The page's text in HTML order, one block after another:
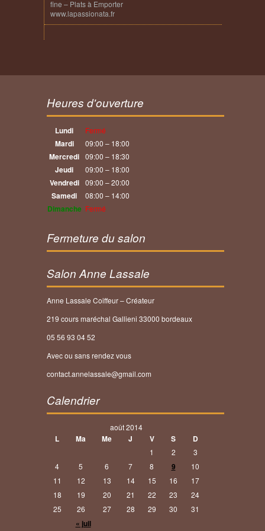
fine – Plats à Emporter
www.lapassionata.fr
Heures d'ouverture
Lundi Fermé
Mardi 09:00 – 18:00
Mercredi 09:00 – 18:30
Jeudi 09:00 – 18:00
Vendredi 09:00 – 20:00
Samedi 08:00 – 14:00
Dimanche Fermé
Fermeture du salon
Salon Anne Lassale
Anne Lassale Coiffeur – Créateur
219 cours maréchal Gallieni 33000 bordeaux
05 56 93 04 52
Avec ou sans rendez vous
contact.annelassale@gmail.com
Calendrier
août 2014
L Ma Me J V S D
« juil
1 2
3
4
5 6 7 8 9
10
11
12 13 14 15 16
17
18
19 20 21 22 23
24
25
26 27 28 29 30 31